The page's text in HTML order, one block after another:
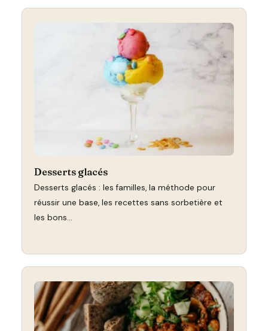
Desserts glacés
Desserts glacés : les familles, la méthode pour
réussir une base, les recettes sans sorbetière et
les bons…